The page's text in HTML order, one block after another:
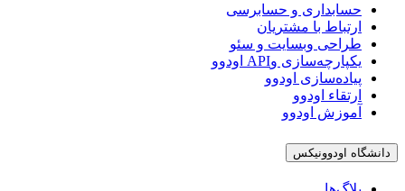
حسابداری و حسابرسی
ارتباط با مشتریان
طراحی وبسایت و سئو
یکپارچه‌سازی وAPI اودوو
پیاده‌سازی اودوو
ارتقاء اودوو
آموزش اودوو
دانشگاه اودوونیکس